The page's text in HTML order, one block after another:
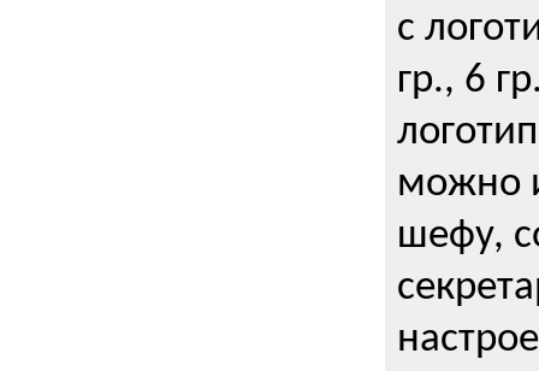
с
гр., 6
можно
шефу,